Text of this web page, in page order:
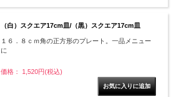
（白）スクエア17cm皿/（黒）スクエア17cm皿
１６．８ｃｍ角の正方形のプレート。一品メニュー
に
価格： 1,520円(税込)